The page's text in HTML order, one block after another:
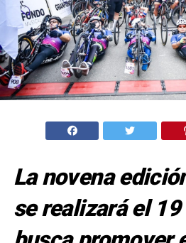
La novena
se realizará el